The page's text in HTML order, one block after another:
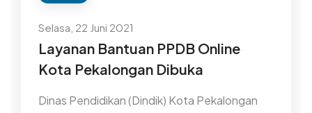
Selasa, 22 Juni 2021
Layanan Bantuan PPDB Online
Kota Pekalongan Dibuka
Dinas Pendidikan (Dindik) Kota Pekalongan